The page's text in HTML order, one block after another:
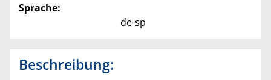
Sprache:
de-sp
Beschreibung: